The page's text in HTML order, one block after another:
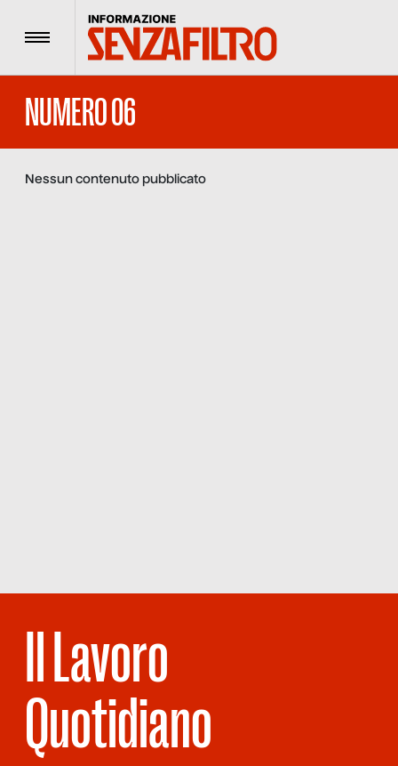
Menu
NUMERO 06
Nessun contenuto pubblicato
Il Lavoro
Quotidiano